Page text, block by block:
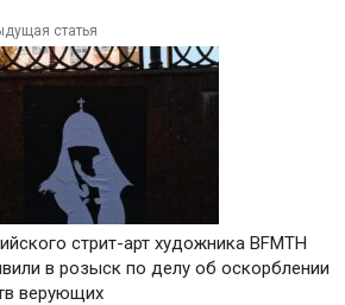
статья
стрит-арт художника BFMTH
в розыск по делу об оскорблении
верующих